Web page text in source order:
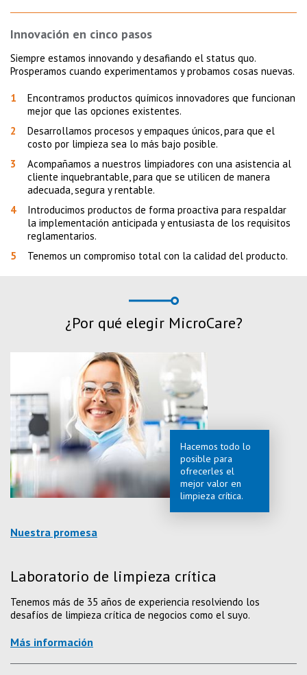
Innovación en cinco pasos
Siempre estamos innovando y desafiando el status quo.
Prosperamos cuando experimentamos y probamos cosas nuevas.
Encontramos productos químicos innovadores que funcionan
mejor que las opciones existentes.
Desarrollamos procesos y empaques únicos, para que el
costo por limpieza sea lo más bajo posible.
Acompañamos a nuestros limpiadores con una asistencia al
cliente inquebrantable, para que se utilicen de manera
adecuada, segura y rentable.
Introducimos productos de forma proactiva para respaldar
la implementación anticipada y entusiasta de los requisitos
reglamentarios.
Tenemos un compromiso total con la calidad del producto.
¿Por qué elegir MicroCare?
Hacemos todo lo
posible para
ofrecerles el
mejor valor en
limpieza crítica.
Nuestra promesa
Laboratorio de limpieza crítica
Tenemos más de 35 años de experiencia resolviendo los
desafíos de limpieza crítica de negocios como el suyo.
Más información